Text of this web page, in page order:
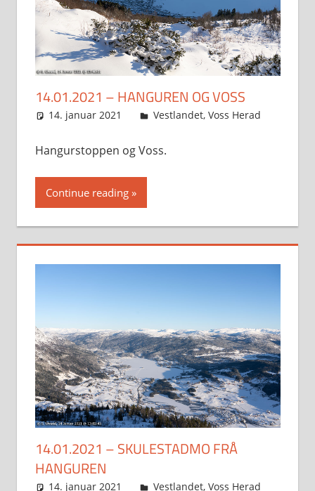
14.01.2021 – HANGUREN OG VOSS
14. januar 2021 Svein
Vestlandet, Voss Herad
Hangurstoppen og Voss.
Continue reading
14.01.2021 – SKULESTADMO FRÅ
HANGUREN
14. januar 2021 Svein
Vestlandet, Voss Herad